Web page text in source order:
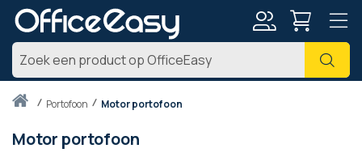
Zoek
Thuisportofoon Motor portofoon
Motor portofoon